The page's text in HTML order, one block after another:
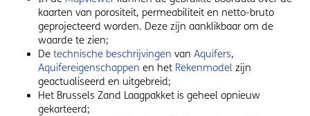
kaarten van porositeit, permeabiliteit en netto-bruto
geprojecteerd worden. Deze zijn aanklikbaar om de
waarde te zien;
De technische beschrijvingen van Aquifers,
Aquifereigenschappen en het Rekenmodel zijn
geactualiseerd en uitgebreid;
Het Brussels Zand Laagpakket is geheel opnieuw
gekarteerd;